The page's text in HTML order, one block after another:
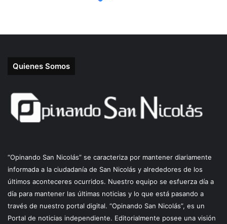
Quienes Somos
“Opinando San Nicolás” se caracteriza por mantener diariamente
informada a la ciudadanía de San Nicolás y alrededores de los
últimos aconteceres ocurridos. Nuestro equipo se esfuerza día a
día para mantener las últimas noticias y lo que está pasando a
través de nuestro portal digital. “Opinando San Nicolás”, es un
Portal de noticias independiente. Editorialmente posee una visión